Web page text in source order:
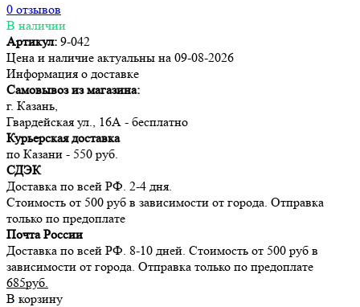
0 отзывов
В наличии
Артикул: 9-042
Цена и наличие актуальны на 09-08-2026
Информация о доставке
Самовывоз из магазина:
г. Казань,
Гвардейская ул., 16А - бесплатно
Курьерская доставка
по Казани - 550 руб.
СДЭК
Доставка по всей РФ. 2-4 дня.
Стоимость от 500 руб в зависимости от города. Отправка
только по предоплате
Почта России
Доставка по всей РФ. 8-10 дней. Стоимость от 500 руб в
зависимости от города. Отправка только по предоплате
685руб.
В корзину